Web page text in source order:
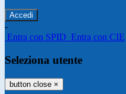
-
Entra con SPID Entra con CIE
Seleziona utente
button close ×